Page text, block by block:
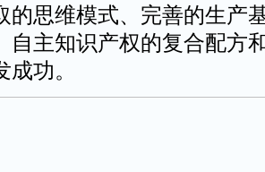
的思维模式、完善的生产
自主知识产权的复合配方
功。